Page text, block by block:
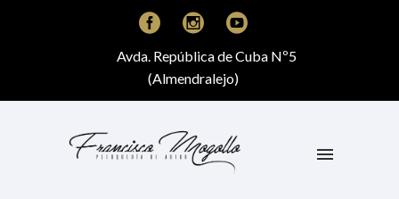
Avda. República de Cuba Nº5
(Almendralejo)